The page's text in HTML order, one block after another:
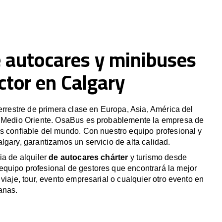
y minibuses
en Calgary
de primera clase en Europa, Asia, América del
Oriente. OsaBus es probablemente la empresa de
confiable del mundo. Con nuestro equipo profesional y
garantizamos un servicio de alta calidad.
de alquilerde autocares chárter y turismo desde
profesional de gestores que encontrará la mejor
tour, evento empresarial o cualquier otro evento en